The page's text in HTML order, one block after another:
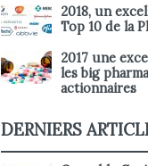
2018, un
Top 10 de la
2017 une
les big
actionnaires
DERNIERS